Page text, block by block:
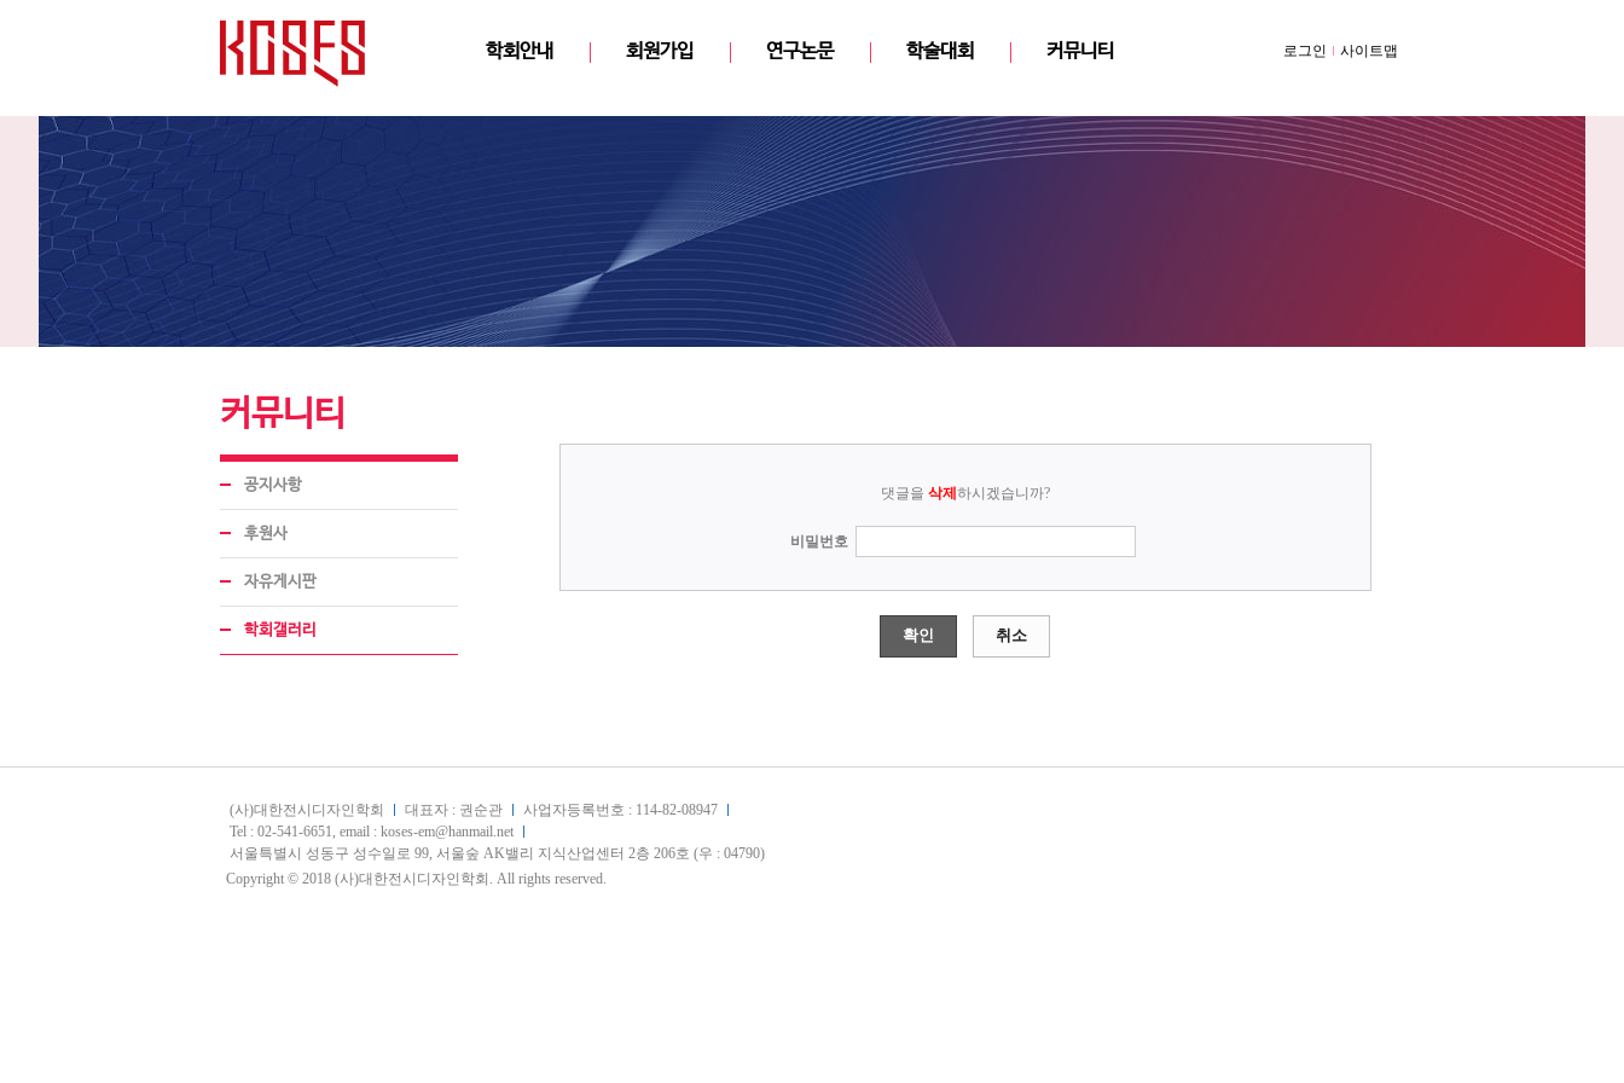
로그인 사이트맵
학회안내 회원가입 연구논문 학술대회 커뮤니티
커뮤니티
공지사항
후원사
자유게시판
학회갤러리
댓글을 삭제 하시겠습니까?
비밀번호
확인 취소
(사)대한전시디자인학회 대표자 : 권순관
사업자등록번호 : 114-82-08947
Tel : 02-541-6651, email : koses-em@hanmail.net
서울특별시 성동구 성수일로 99, 서울숲 AK밸리 지식산업센터 2층 206호 (우 : 04790)
Copyright © 2018 (사)대한전시디자인학회. All rights reserved.